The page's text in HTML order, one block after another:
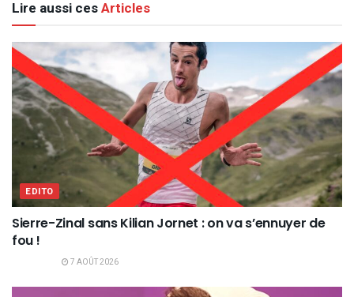
Lire aussi cesArticles
EDITO
Sierre-Zinal sans Kilian Jornet : on va s’ennuyer de
fou !
7 AOÛT 2026